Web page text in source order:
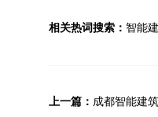
相关热词搜索： 智能
上一篇： 成都智能建